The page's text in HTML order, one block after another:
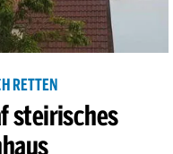
RETTEN
steirisches